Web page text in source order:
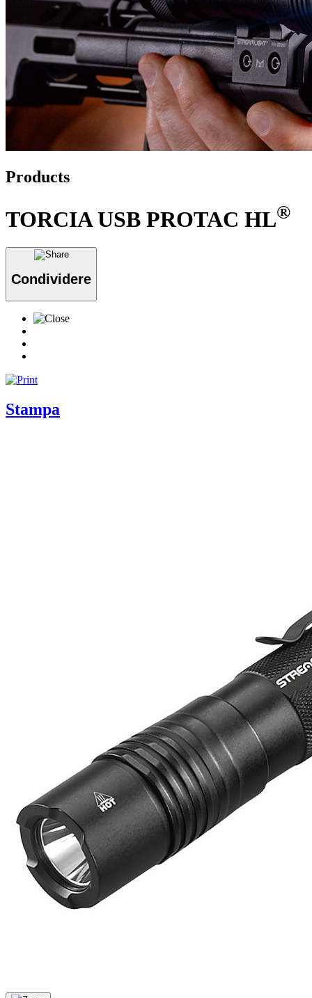
Products
TORCIA USB PROTAC HL®
Condividere
Stampa